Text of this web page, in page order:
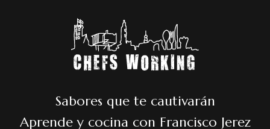
Sabores que te cautivarán
Aprende y cocina con Francisco Jerez